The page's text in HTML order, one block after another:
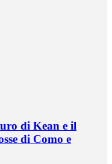
di Kean e il
di Como e